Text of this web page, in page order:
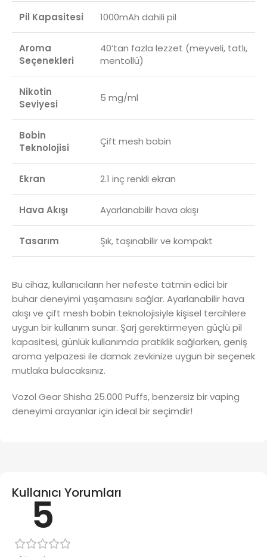
Pil Kapasitesi 1000mAh dahili pil
Aroma
Seçenekleri
40’tan fazla lezzet (meyveli, tatlı,
mentollü)
Nikotin
Seviyesi
5 mg/ml
Bobin
Teknolojisi
Çift mesh bobin
Ekran 2.1 inç renkli ekran
Hava Akışı Ayarlanabilir hava akışı
Tasarım Şık, taşınabilir ve kompakt
Bu cihaz, kullanıcıların her nefeste tatmin edici bir
buhar deneyimi yaşamasını sağlar. Ayarlanabilir hava
akışı ve çift mesh bobin teknolojisiyle kişisel tercihlere
uygun bir kullanım sunar. Şarj gerektirmeyen güçlü pil
kapasitesi, günlük kullanımda pratiklik sağlarken, geniş
aroma yelpazesi ile damak zevkinize uygun bir seçenek
mutlaka bulacaksınız.
Vozol Gear Shisha 25.000 Puffs, benzersiz bir vaping
deneyimi arayanlar için ideal bir seçimdir!
Kullanıcı Yorumları
5